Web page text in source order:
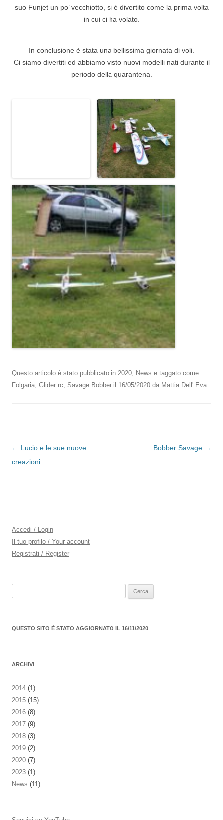
suo Funjet un po’ vecchiotto, si è divertito come la prima volta
in cui ci ha volato.
In conclusione è stata una bellissima giornata di voli.
Ci siamo divertiti ed abbiamo visto nuovi modelli nati durante il
periodo della quarantena.
Questo articolo è stato pubblicato in 2020, News e taggato come
Folgaria, Glider rc, Savage Bobber il 16/05/2020 da Mattia Dell' Eva
Navigazione
articolo
← Lucio e le sue nuove
creazioni
Bobber Savage →
Accedi / Login
Il tuo profilo / Your account
Registrati / Register
QUESTO SITO È STATO AGGIORNATO IL 16/11/2020
ARCHIVI
2014 (1)
2015 (15)
2016 (8)
2017 (9)
2018 (3)
2019 (2)
2020 (7)
2023 (1)
News (11)